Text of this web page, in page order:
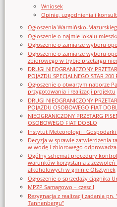
Wniosek
Opinie, uzgodnienia i
Ogłoszenia Warmińsko-
Ogłoszenie o najmie lokalu
Ogłoszenie o zamiarze wyboru
Ogłoszenie o zamiarze wyboru
zbiorowego w trybie przetargu
DRUGI NIEOGRANICZONY
POJAZDU SPECJALNEGO STAR 200
Ogłoszenie o otwartym naborze
przygotowania i realizacji projektu
DRUGI NIEOGRANICZONY
POJAZDU OSOBOWEGO FIAT
NIEOGRANICZONY PRZETARG
OSOBOWEGO FIAT DOBLO
Instytut Meteorologii i Gospodarki
Decyzja w sprawie zatwierdzenia
w wodę i zbiorowego
Ogólny schemat procedury
warunków korzystania z
alkoholowych w gminie Olsztynek
Ogłoszenie o sprzedaży ciągnika
MPZP Samagowo – czesc I
Rezygnacja z realizacji zadania
Tannenbergu"